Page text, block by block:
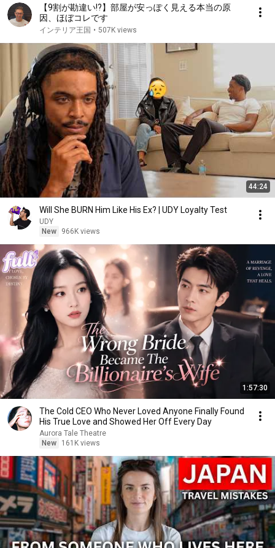
【9割が勘違い!?】部屋が安っぽく見える本当の原
因、ほぼコレです
インテリア王国 • 507K views
44:24
Will She BURN Him Like His Ex? | UDY Loyalty Test
UDY
New
966K views
1:57:30
The Cold CEO Who Never Loved Anyone Finally Found
His True Love and Showed Her Off Every Day
Aurora Tale Theatre
New
161K views